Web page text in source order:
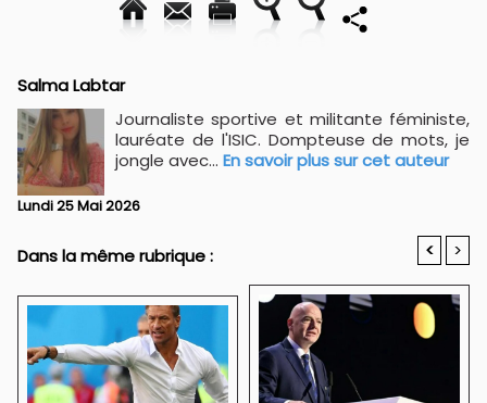
Salma Labtar
Journaliste sportive et militante féministe,
lauréate de l'ISIC. Dompteuse de mots, je
jongle avec... En savoir plus sur cet auteur
Lundi 25 Mai 2026
Dans la même rubrique : < >